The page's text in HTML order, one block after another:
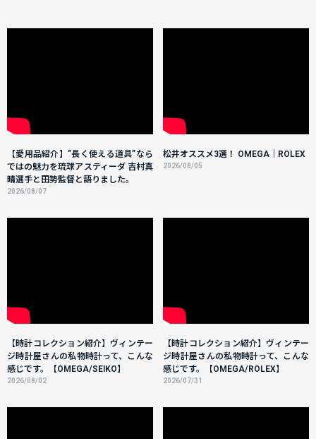
【愛用品紹介】”長く使える道具”なら
ではの魅力を琉球アスティーダ 吉村真
晴選手と田㔟監督と語りました。
2026/08/07
松井オススメ3選！ OMEGA｜ROLEX
2026/08/05
【時計コレクション紹介】ヴィンテー
ジ時計屋さんの私物時計って、こんな
感じです。【OMEGA/SEIKO】
2026/08/02
【時計コレクション紹介】ヴィンテー
ジ時計屋さんの私物時計って、こんな
感じです。【OMEGA/ROLEX】
2026/07/31